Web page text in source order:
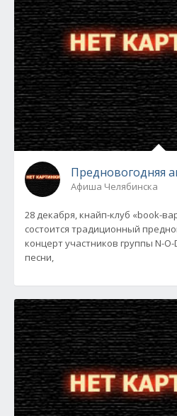
Предновогодняя
Афиша Челябинска
28 декабря, кнайп-клуб «book-
состоится традиционный
концерт участников группы N-
песни,